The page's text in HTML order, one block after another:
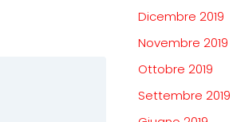
Dicembre 2019
Novembre 2019
Ottobre 2019
Settembre 2019